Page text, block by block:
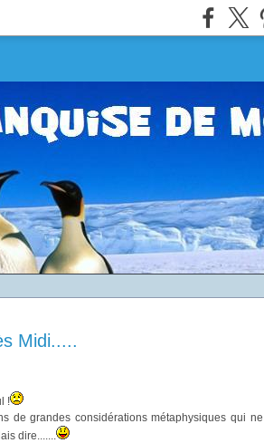
Midi.....
!
de grandes considérations métaphysiques qui ne
dire.......